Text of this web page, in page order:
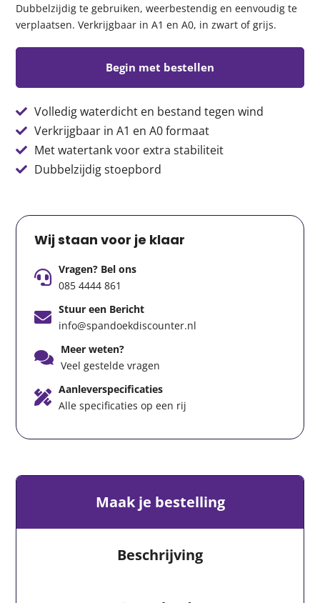
Dubbelzijdig te gebruiken, weerbestendig en eenvoudig te
verplaatsen. Verkrijgbaar in A1 en A0, in zwart of grijs.
Begin met bestellen
Volledig waterdicht en bestand tegen wind
Verkrijgbaar in A1 en A0 formaat
Met watertank voor extra stabiliteit
Dubbelzijdig stoepbord
Wij staan voor je klaar
Vragen? Bel ons
085 4444 861
Stuur een Bericht
info@spandoekdiscounter.nl
Meer weten?
Veel gestelde vragen
Aanleverspecificaties
Alle specificaties op een rij
Maak je bestelling
Beschrijving